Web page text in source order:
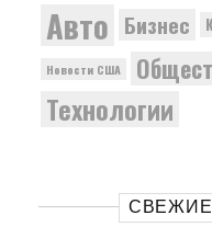
Авто Бизнес
Новости США
Технологии